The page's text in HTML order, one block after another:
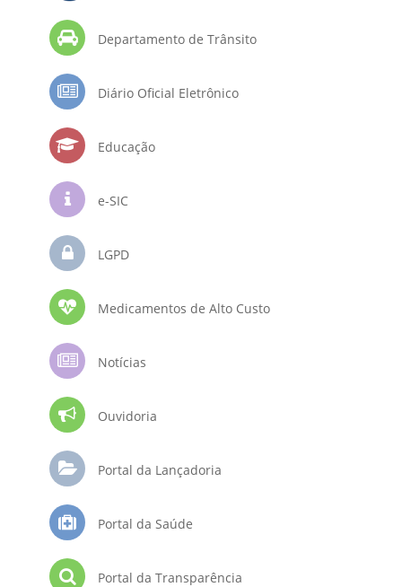
Departamento de Trânsito
Diário Oficial Eletrônico
Educação
e-SIC
LGPD
Medicamentos de Alto Custo
Notícias
Ouvidoria
Portal da Lançadoria
Portal da Saúde
Portal da Transparência